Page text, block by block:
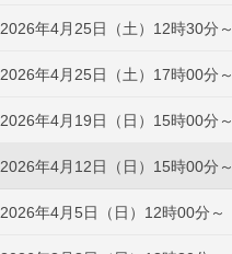
2026年4月25日（土）12時30分～
2026年4月25日（土）17時00分～
2026年4月19日（日）15時00分～
2026年4月12日（日）15時00分～
2026年4月5日（日）12時00分～